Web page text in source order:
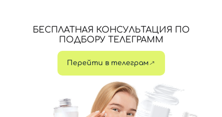
БЕСПЛАТНАЯ КОНСУЛЬТАЦИЯ ПО
ПОДБОРУ ТЕЛЕГРАММ
Перейти в телеграм